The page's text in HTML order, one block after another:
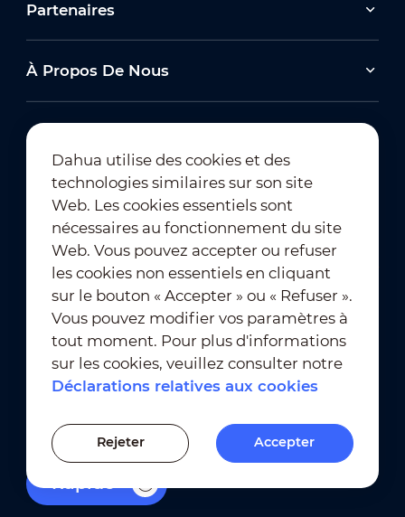
Rapide
Partenaires
À Propos De Nous
Abonnement à la newsletter
Conditions d'utilisation
｜
Conformité en matière de confidentialité
Conformité en matière de marques déposées
Paramètres des cookies
Dahua utilise des cookies et des
technologies similaires sur son site
Web. Les cookies essentiels sont
nécessaires au fonctionnement du site
Web. Vous pouvez accepter ou refuser
les cookies non essentiels en cliquant
sur le bouton « Accepter » ou « Refuser ».
Vous pouvez modifier vos paramètres à
tout moment. Pour plus d'informations
sur les cookies, veuillez consulter notre
Déclarations relatives aux cookies
Rejeter Accepter